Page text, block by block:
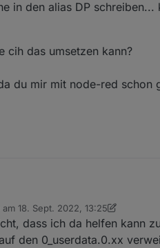
in den alias DP
cih das umsetzen kann?
du mir mit node-red schon
einmal alles löschen ;-)
kommen als json
18. Sept. 2022, 13:25
von mickym
dass ich da helfen kann
den 0_userdata.0.xx